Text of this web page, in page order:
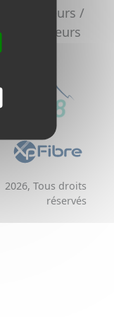
Promoteurs /
Aménageurs
2026, Tous droits
réservés